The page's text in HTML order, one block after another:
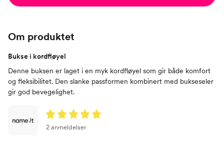
Om produktet
Bukse i kordfløyel
Denne buksen er laget i en myk kordfløyel som gir både komfort
og fleksibilitet. Den slanke passformen kombinert med bukseseler
gir god bevegelighet.
2 anmeldelser